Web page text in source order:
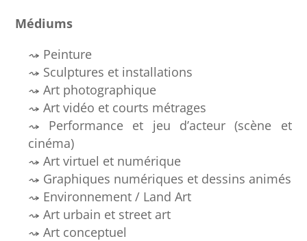
Médiums
Peinture
Sculptures et installations
Art photographique
Art vidéo et courts métrages
Performance et jeu d’acteur (scène et
cinéma)
Art virtuel et numérique
Graphiques numériques et dessins animés
Environnement / Land Art
Art urbain et street art
Art conceptuel